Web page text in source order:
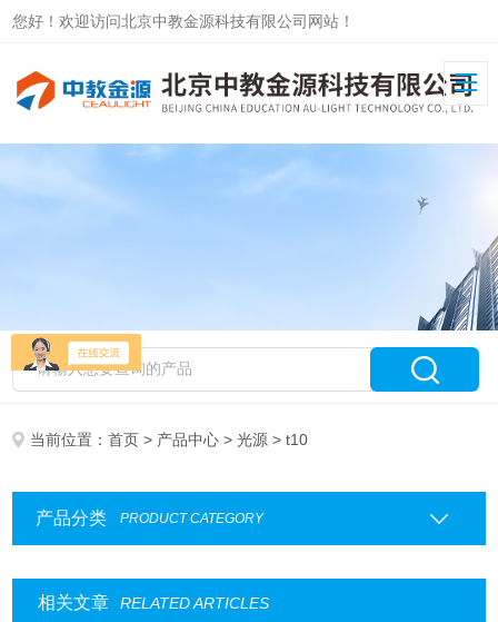
您好！欢迎访问北京中教金源科技有限公司网站！
当前位置：首页 > 产品中心 >光源 > t10
产品分类 PRODUCT CATEGORY
相关文章 RELATED ARTICLES